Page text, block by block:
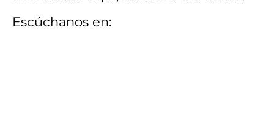
Escúchanos en: